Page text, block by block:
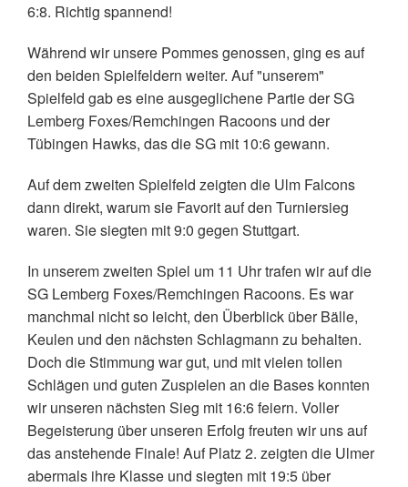
6:8. Richtig spannend!
Während wir unsere Pommes genossen, ging es auf
den beiden Spielfeldern weiter. Auf "unserem"
Spielfeld gab es eine ausgeglichene Partie der SG
Lemberg Foxes/Remchingen Racoons und der
Tübingen Hawks, das die SG mit 10:6 gewann.
Auf dem zweiten Spielfeld zeigten die Ulm Falcons
dann direkt, warum sie Favorit auf den Turniersieg
waren. Sie siegten mit 9:0 gegen Stuttgart.
In unserem zweiten Spiel um 11 Uhr trafen wir auf die
SG Lemberg Foxes/Remchingen Racoons. Es war
manchmal nicht so leicht, den Überblick über Bälle,
Keulen und den nächsten Schlagmann zu behalten.
Doch die Stimmung war gut, und mit vielen tollen
Schlägen und guten Zuspielen an die Bases konnten
wir unseren nächsten Sieg mit 16:6 feiern. Voller
Begeisterung über unseren Erfolg freuten wir uns auf
das anstehende Finale! Auf Platz 2. zeigten die Ulmer
abermals ihre Klasse und siegten mit 19:5 über